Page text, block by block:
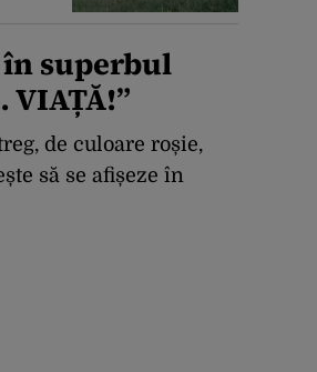
superbul
VIAȚĂ!”
de culoare roșie,
să se afișeze în